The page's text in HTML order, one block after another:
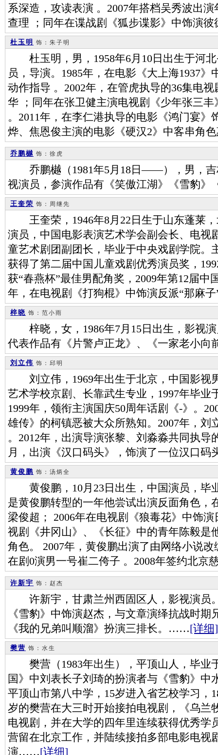
系深造，攻读表演 。2007年搭档吴秀波出
查理 ；同年在谍战剧《狐步谍影》中饰演
杜玉明 饰：朱子明
杜玉明，男，1958年6月10日出生于河北
员，导演。1985年，在电影《大上海1937
动作指导 。2002年，在管虎执导的36集电
华 ；同年在张卫健主演电视剧《少年张三
。2011年，在李仁港执导的电影《鸿门宴》
烨、焦恩俊主演的电影《硬汉2》中客串角
乔鹏樾 饰：徐虎
乔鹏樾（1981年5月18日——），男，吉
视演员，参演作品有《笑傲江湖》《雪豹
王奎荣 饰：周继先
王奎荣，1946年8月22日生于山东蓬莱，
演员，中国电影表演艺术学会副会长、电视
童艺术剧团副团长，毕业于中央戏剧学院。
获得了第二届中国儿童戏剧优秀演员奖，
获“春燕杯”最佳男配角奖，2009年第12届中
年，在电视剧《打狗棍》中饰演反派“那麻
梓晓 饰：范小雨
梓晓，女，1986年7月15日出生，影视演
代表作品有《片警卢正龙》、《一家老小
刘立伟 饰：邱明
刘立伟，1969年出生于北京，中国影视
艺术学校京剧、长靠武生专业，1997年毕业
1999年，领衔主演国庆50周年话剧《-》。
雄传》的柯镇恶被大众所熟知。2007年，刘
。2012年，出演导演张黎、刘淼淼共同执导
月，出演《汉口码头》，饰演了一位汉口
黄俊鹏 饰：汤炳全
黄俊鹏，10月23日出生，中国演员，毕
是黄俊鹏转型的一年他尝试出演反面角色，
梁俊超； 2006年在电视剧《狼毒花》中饰
视剧《井冈山》、《长征》中的青年陈毅是
角色。 2007年，黄俊鹏出演了由网络小说
在剧0演男一号崔二侉子 。2008年签约北
许新宇 饰：赵杰
许新宇，甘肃兰州西固区人，影视演员
《雪豹》中饰演赵杰，与文章演绎抗战时
《我的兄弟叫顺溜》扮演三排长。……[详细]
樊营 饰：水生
樊营（1983年出生），平顶山人，毕业
国》中刘表长子刘琦的扮演者与《雪豹》中
平顶山市第八中学，15岁进入省艺校学习，
岁的樊营在大三时开始接拍电视剧，《乌兰
电视剧，并在大学的四年里连续获得优秀学
营留在北京工作，并陆续接拍多部电影电视
演……[详细]